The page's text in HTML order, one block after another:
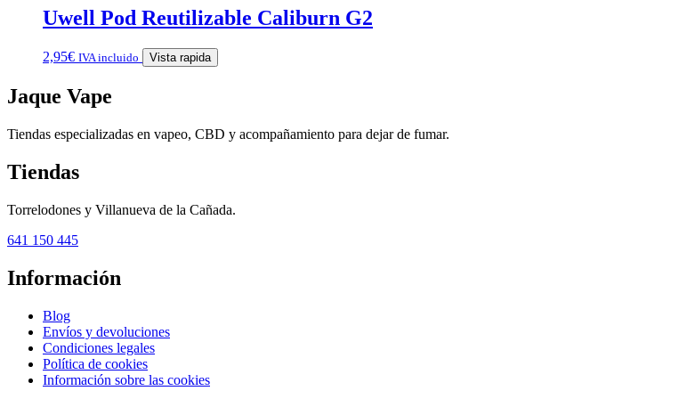
Uwell Pod Reutilizable Caliburn G2
2,95€ IVA incluido Vista rapida
Jaque Vape
Tiendas especializadas en vapeo, CBD y acompañamiento para dejar de fumar.
Tiendas
Torrelodones y Villanueva de la Cañada.
641 150 445
Información
Blog
Envíos y devoluciones
Condiciones legales
Política de cookies
Información sobre las cookies